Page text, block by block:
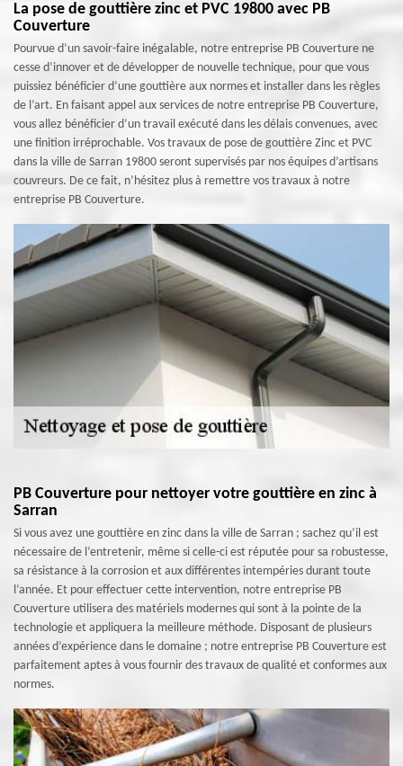
La pose de gouttière zinc et PVC 19800 avec PB
Couverture
Pourvue d’un savoir-faire inégalable, notre entreprise PB Couverture ne
cesse d’innover et de développer de nouvelle technique, pour que vous
puissiez bénéficier d’une gouttière aux normes et installer dans les règles
de l’art. En faisant appel aux services de notre entreprise PB Couverture,
vous allez bénéficier d’un travail exécuté dans les délais convenues, avec
une finition irréprochable. Vos travaux de pose de gouttière Zinc et PVC
dans la ville de Sarran 19800 seront supervisés par nos équipes d’artisans
couvreurs. De ce fait, n’hésitez plus à remettre vos travaux à notre
entreprise PB Couverture.
PB Couverture pour nettoyer votre gouttière en zinc à
Sarran
Si vous avez une gouttière en zinc dans la ville de Sarran ; sachez qu’il est
nécessaire de l’entretenir, même si celle-ci est réputée pour sa robustesse,
sa résistance à la corrosion et aux différentes intempéries durant toute
l’année. Et pour effectuer cette intervention, notre entreprise PB
Couverture utilisera des matériels modernes qui sont à la pointe de la
technologie et appliquera la meilleure méthode. Disposant de plusieurs
années d’expérience dans le domaine ; notre entreprise PB Couverture est
parfaitement aptes à vous fournir des travaux de qualité et conformes aux
normes.